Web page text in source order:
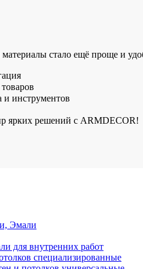
стало ещё проще и
инструментов
ярких решений с ARMDECOR!
Эмали
для внутренних работ
специализированные